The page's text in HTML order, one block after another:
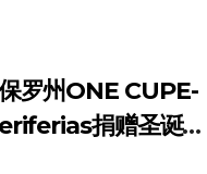
罗州ONE CUPE-
捐赠圣诞礼